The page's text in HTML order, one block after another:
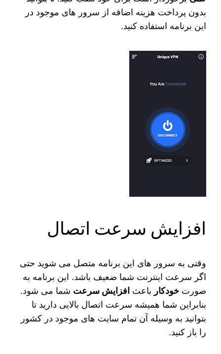
بدون پرداخت هزینه اضافه از سرور های موجود در
این برنامه استفاده کنید.
افزایش سرعت اتصال
وقتی به سرور های این برنامه متصل می شوید حتی
اگر سرعت اینترنت شما ضعیف باشد. این برنامه به
صورتخودکار باعث افزایش سرعت شما می شود.
بنابراین شما همیشه سرعت اتصال بالایی دارید تا
بتوانید به وسیله آن تمام سایت های موجود در کشور
را باز کنید.